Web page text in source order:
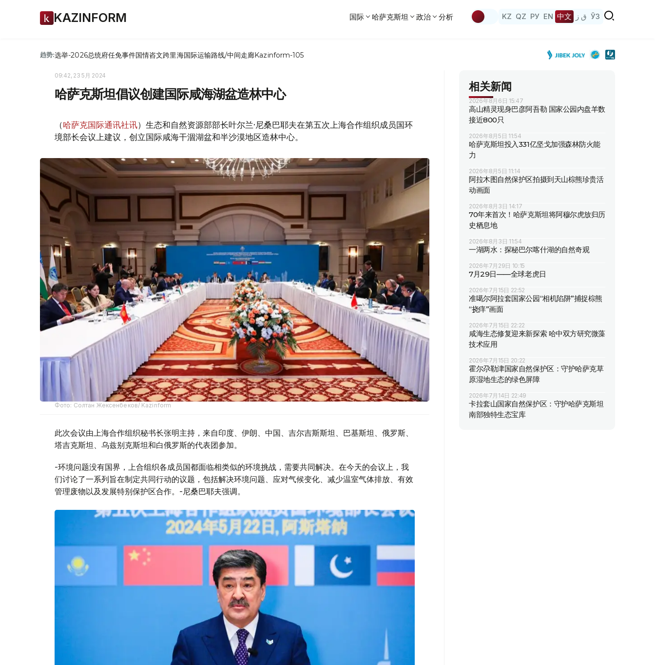
KAZINFORM 国际 哈萨克斯坦 政治 分析 KZ QZ РУ EN 中文 ق ز ЎЗ
趋势:选举-2026总统府任免事件国情咨文跨里海国际运输路线/中间走廊Kazinform-105
09:42, 23 5月 2024
哈萨克斯坦倡议创建国际咸海湖盆造林中心
（哈萨克国际通讯社讯）生态和自然资源部部长叶尔兰·尼桑巴耶夫在第五次上海合作组织成员国环
境部长会议上建议，创立国际咸海干涸湖盆和半沙漠地区造林中心。
Фото: Солтан Жексенбеков/ Kazinform
此次会议由上海合作组织秘书长张明主持，来自印度、伊朗、中国、吉尔吉斯斯坦、巴基斯坦、俄罗斯、
塔吉克斯坦、乌兹别克斯坦和白俄罗斯的代表团参加。
-环境问题没有国界，上合组织各成员国都面临相类似的环境挑战，需要共同解决。在今天的会议上，我
们讨论了一系列旨在制定共同行动的议题，包括解决环境问题、应对气候变化、减少温室气体排放、有效
管理废物以及发展特别保护区合作。-尼桑巴耶夫强调。
相关新闻
2026年8月6日 15:47
高山精灵现身巴彦阿吾勒 国家公园内盘羊数
接近800只
2026年8月5日 11:54
哈萨克斯坦投入331亿坚戈加强森林防火能
力
2026年8月5日 11:14
阿拉木图自然保护区拍摄到天山棕熊珍贵活
动画面
2026年8月3日 14:17
70年来首次！哈萨克斯坦将阿穆尔虎放归历
史栖息地
2026年8月3日 11:54
一湖两水：探秘巴尔喀什湖的自然奇观
2026年7月29日 10:15
7月29日——全球老虎日
2026年7月15日 22:52
准噶尔阿拉套国家公园“相机陷阱”捕捉棕熊
“挠痒”画面
2026年7月15日 22:22
咸海生态修复迎来新探索 哈中双方研究微藻
技术应用
2026年7月15日 20:22
霍尔尕勒津国家自然保护区：守护哈萨克草
原湿地生态的绿色屏障
2026年7月14日 22:49
卡拉套山国家自然保护区：守护哈萨克斯坦
南部独特生态宝库